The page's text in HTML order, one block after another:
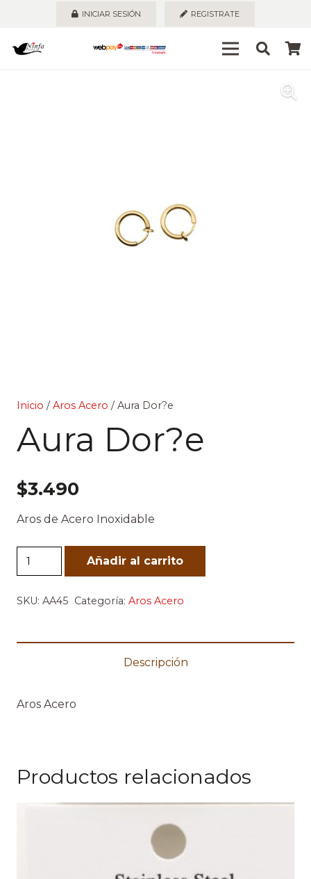
INICIAR SESIÓN REGISTRATE
Inicio /Aros Acero / Aura Dor?e
Aura Dor?e
$3.490
Aros de Acero Inoxidable
Aura
Dor?
e
Añadir al carrito
SKU: AA45 Categoría: Aros Acero
Descripción
Aros Acero
Productos relacionados